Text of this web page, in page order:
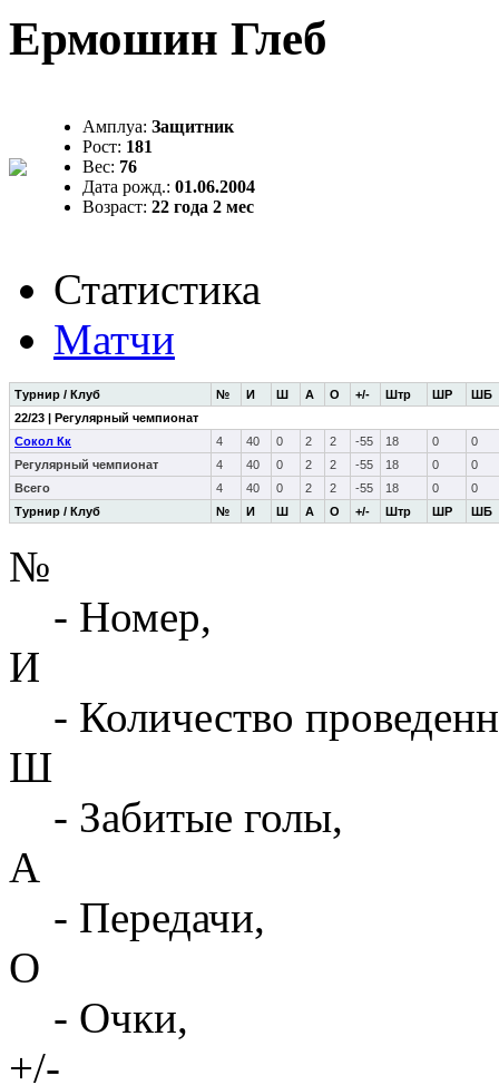
Ермошин Глеб
Амплуа: Защитник
Рост: 181
Вес: 76
Дата рожд.: 01.06.2004
Возраст: 22 года 2 мес
Статистика
Матчи
Турнир / Клуб № И Ш А О +/- Штр ШР ШБ
Турнир / Клуб № И Ш А О +/- Штр ШР ШБ
22/23 | Регулярный чемпионат
Сокол Кк
4 40 0 2 2 -55 18 0
0
Регулярный чемпионат
4 40 0 2 2 -55 18 0
0
Всего
4 40 0 2 2 -55 18 0 0
№
- Номер,
И
- Количество
Ш
- Забитые голы,
А
- Передачи,
О
- Очки,
+/-